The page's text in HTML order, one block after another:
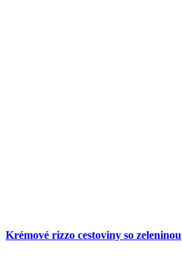
Krémové rizzo cestoviny so zeleninou